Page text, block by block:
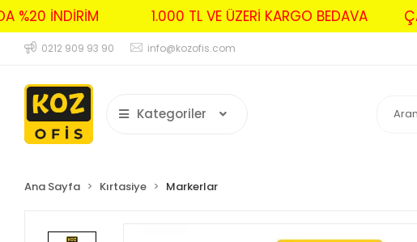
%20 İNDİRİM 1.000 TL VE ÜZERİ KARGO BEDAVA
0212 909 93 90 info@kozofis.com
Kategoriler
Ana Sayfa Kırtasiye Markerlar